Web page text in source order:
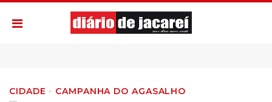
CIDADE CAMPANHA DO AGASALHO